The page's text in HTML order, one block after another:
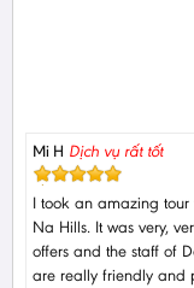
Mi H Dịch vụ rất tốt
I took an amazing tour
Na Hills. It was very,
offers and the staff of
are really friendly and